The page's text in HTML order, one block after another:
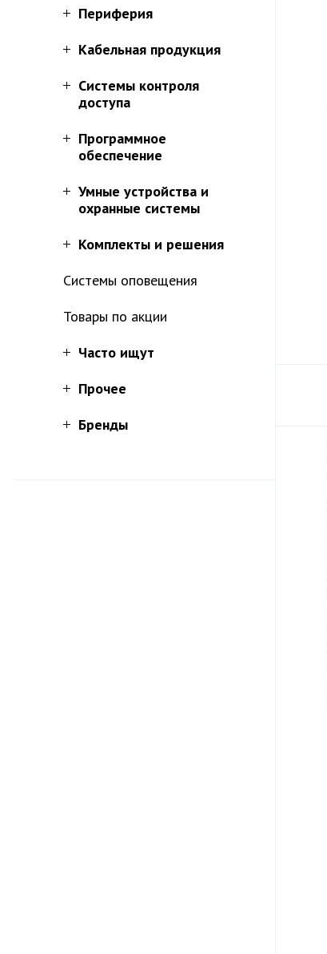
Периферия
Кабельная продукция
Системы контроля
доступа
Программное
обеспечение
Умные устройства и
охранные системы
Комплекты и решения
Системы оповещения
Товары по акции
Часто ищут
Прочее
Бренды